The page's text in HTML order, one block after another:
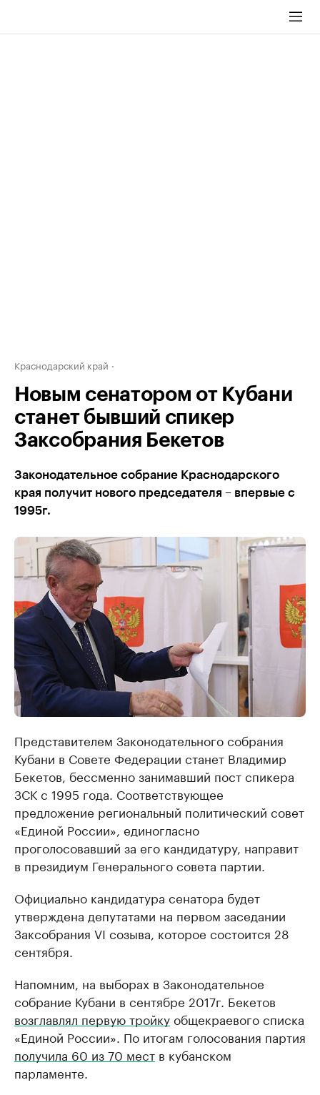
Краснодарский край
Новым сенатором от Кубани
станет бывший спикер
Заксобрания Бекетов
Законодательное собрание Краснодарского
края получит нового председателя – впервые с
1995г.
Представителем Законодательного собрания
Кубани в Совете Федерации станет Владимир
Бекетов, бессменно занимавший пост спикера
ЗСК с 1995 года. Соответствующее
предложение региональный политический совет
«Единой России», единогласно
проголосовавший за его кандидатуру, направит
в президиум Генерального совета партии.
Официально кандидатура сенатора будет
утверждена депутатами на первом заседании
Заксобрания VI созыва, которое состоится 28
сентября.
Напомним, на выборах в Законодательное
собрание Кубани в сентябре 2017г. Бекетов
возглавлял первую тройкуобщекраевого списка
«Единой России». По итогам голосования партия
получила 60 из 70 мест в кубанском
парламенте.